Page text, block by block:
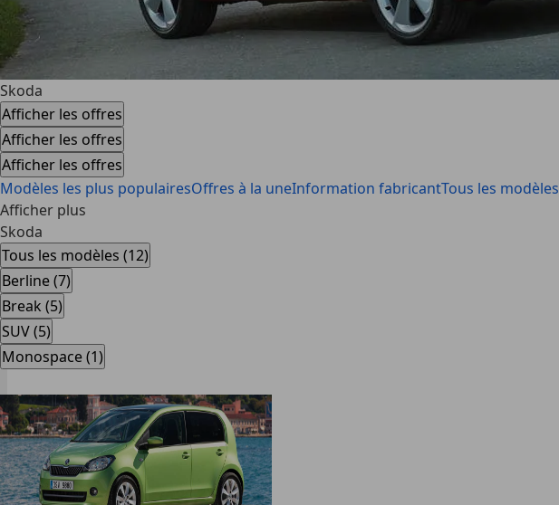
Skoda
Afficher les offres
Afficher les offres
Afficher les offres
Modèles les plus populairesOffres à la uneInformation fabricantTous les modèles
Afficher plus
Skoda
Tous les modèles (12)
Berline (7)
Break (5)
SUV (5)
Monospace (1)